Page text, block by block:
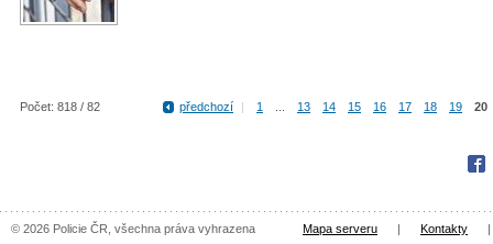
Počet: 818 / 82 předchozí | 1 13 14 15 16 17 18 19 20
© 2026 Policie ČR, všechna práva vyhrazena Mapa serveru | Kontakty |